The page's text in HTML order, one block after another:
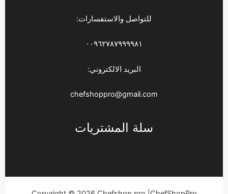
للتواصل والاستفسارات:
٠٠٩٦٢٧٨٧٩٩٩٩٨١
البريد الالكتروني:
chefshoppro@gmail.com
سلة المشتريات